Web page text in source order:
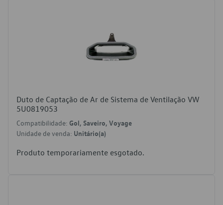
Duto de Captação de Ar de Sistema de Ventilação VW
5U0819053
Compatibilidade: Gol, Saveiro, Voyage
Unidade de venda: Unitário(a)
Produto temporariamente esgotado.